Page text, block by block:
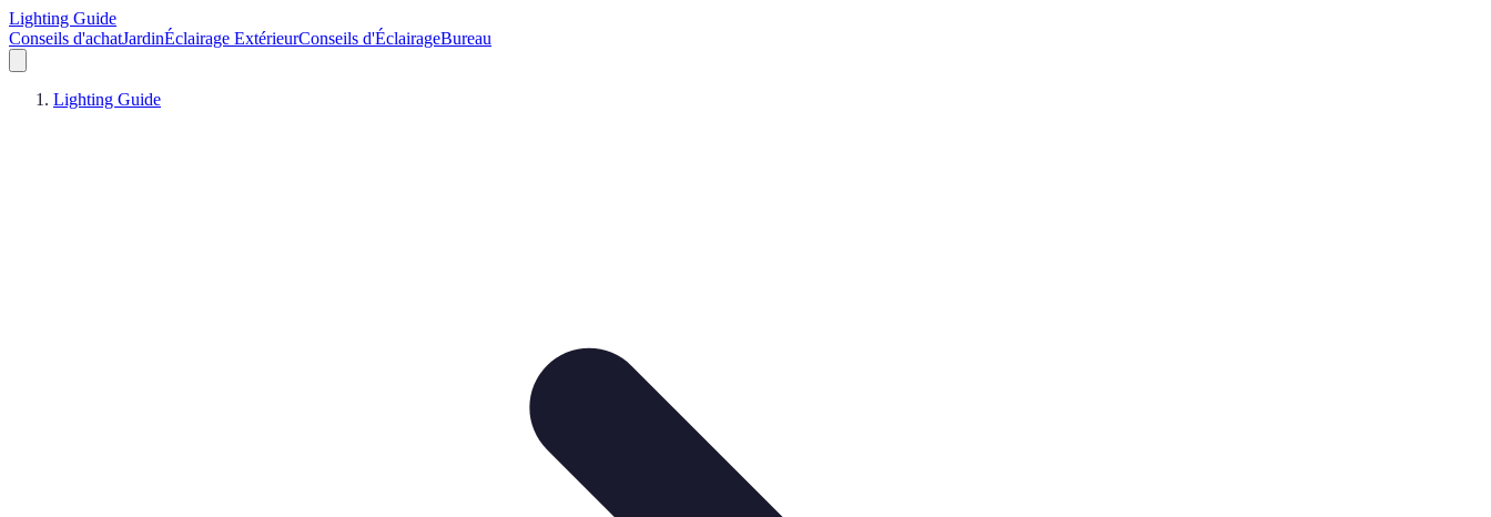
Lighting Guide
Conseils d'achatJardinÉclairage ExtérieurConseils d'ÉclairageBureau
Lighting Guide